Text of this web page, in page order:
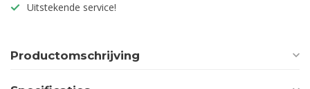
Uitstekende service!
Productomschrijving